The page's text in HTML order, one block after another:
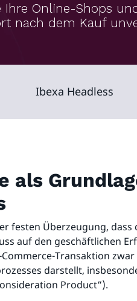
Ihre Online-Shops
nach dem Kauf
Ibexa Headless
als
festen Überzeugung, dass
auf den geschäftlichen
Commerce-Transaktion
darstellt,
Product“).